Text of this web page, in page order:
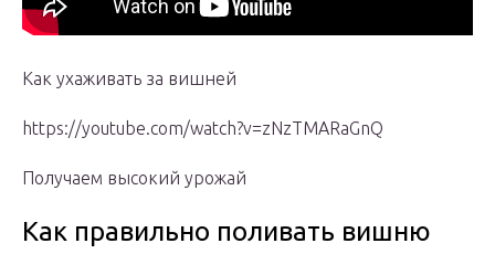
Как ухаживать за вишней
https://youtube.com/watch?v=zNzTMARaGnQ
Получаем высокий урожай
Как правильно поливать вишню